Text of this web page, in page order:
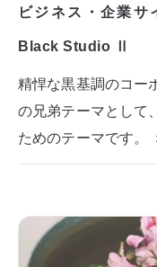
ビジネス・企業サ
Black Studio Ⅱ
精悍な黒基調のコー
の兄弟テーマとして
ためのテーマです。